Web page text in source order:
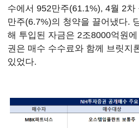
수에서 952만주(61.1%), 4월 2
만주(6.7%)의 청약을 끌어냈다.
해 투입된 자금은 2조8000억원
권은 매수 수수료와 함께 브릿지
있었다.